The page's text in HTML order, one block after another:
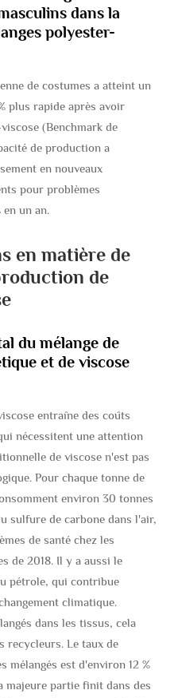
dans la
polyester-
de costumes a atteint un
plus rapide après avoir
(Benchmark de
de production a
en nouveaux
pour problèmes
un an.
en matière de
de
du mélange de
et de viscose
entraîne des coûts
nécessitent une attention
de viscose n'est pas
Pour chaque tonne de
environ 30 tonnes
sulfure de carbone dans l'air,
de santé chez les
de 2018. Il y a aussi le
pétrole, qui contribue
climatique.
dans les tissus, cela
recycleurs. Le taux de
mélangés est d'environ 12 %
majeure partie finit dans des